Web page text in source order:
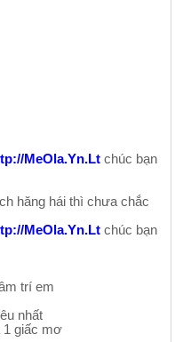
MeOla.Yn.Lt chúc bạn
hăng hái thì chưa chắc
MeOla.Yn.Lt chúc bạn
trí em
nhất
1 giấc mơ